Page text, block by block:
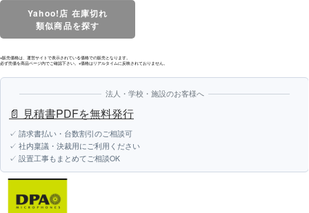
Yahoo!店 在庫切れ
類似商品を探す
※販売価格は、運営サイトで表示されている価格での販売となります。
必ず売価を商品ページ内でご確認下さい。※価格はリアルタイムに反映されておりません。
法人・学校・施設のお客様へ
📄 見積書PDFを無料発行
✓ 請求書払い・台数割引のご相談可
✓ 社内稟議・決裁用にご利用ください
✓ 設置工事もまとめてご相談OK